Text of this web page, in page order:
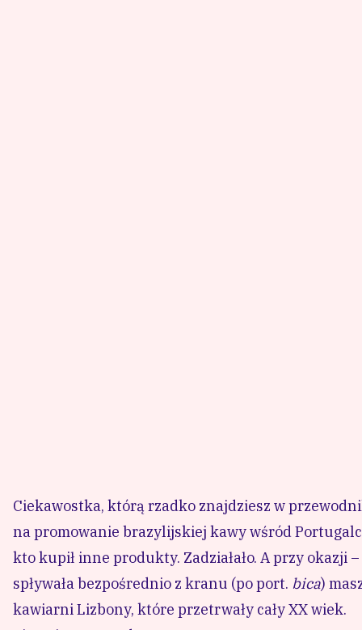
Ciekawostka, którą rzadko znajdziesz w
na promowanie brazylijskiej kawy wśród
kto kupił inne produkty. Zadziałało. A przy okazji
spływała bezpośrednio z kranu (po port. bica)
kawiarni Lizbony, które przetrwały cały XX wiek.